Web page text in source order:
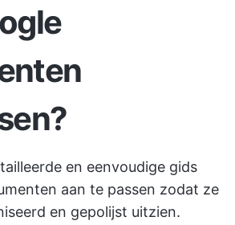
en eenvoudige gids
aan te passen zodat ze
en gepolijst uitzien.